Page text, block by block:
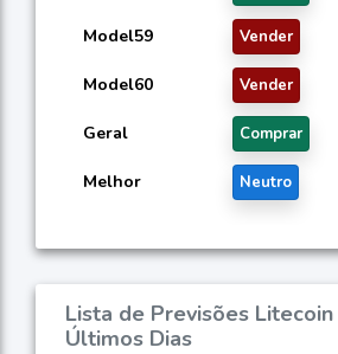
Model59 Vender
Model60 Vender
Geral Comprar
Melhor Neutro
Lista de Previsões Litecoin
Últimos Dias